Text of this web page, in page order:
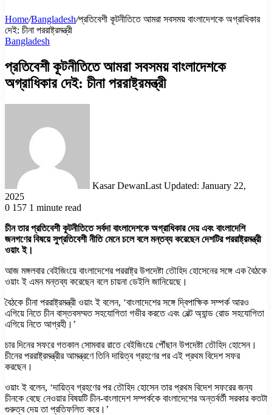
Home/Bangladesh/প্রতিবেশী কূটনীতিতে আমরা সবসময় বাংলাদেশকে অগ্রাধিকার
দেই: চীনা পররাষ্ট্রমন্ত্রী
Bangladesh
প্রতিবেশী কূটনীতিতে আমরা সবসময় বাংলাদেশকে
অগ্রাধিকার দেই: চীনা পররাষ্ট্রমন্ত্রী
Kasar DewanLast Updated: January 22,
2025
0 157 1 minute read
চীন তার প্রতিবেশী কূটনীতিতে সর্বদা বাংলাদেশকে অগ্রাধিকার দেয় এবং বাংলাদেশি
জনগণের বিষয়ে সুপ্রতিবেশী নীতি মেনে চলে বলে মন্তব্য করেছেন দেশটির পররাষ্ট্রমন্ত্রী
ওয়াং ই।
আজ মঙ্গলবার বেইজিংয়ে বাংলাদেশের পররাষ্ট্র উপদেষ্টা তৌহিদ হোসেনের সঙ্গে এক বৈঠকে
ওয়াং ই এমন মন্তব্য করেছেন বলে চায়না ডেইলি জানিয়েছে।
বৈঠকে চীনা পররাষ্ট্রমন্ত্রী ওয়াং ই বলেন, ‘বাংলাদেশের সঙ্গে দ্বিপাক্ষিক সম্পর্ক আরও
এগিয়ে নিতে চীন বাস্তবসম্মত সহযোগিতা গভীর করতে এবং বেল্ট অ্যান্ড রোড সহযোগিতা
এগিয়ে নিতে আগ্রহী।’
চার দিনের সফরে গতকাল সোমবার রাতে বেইজিংয়ে পৌঁছান উপদেষ্টা তৌহিদ হোসেন।
চীনের পররাষ্ট্রমন্ত্রীর আমন্ত্রণে তিনি দায়িত্ব গ্রহণের পর এই প্রথম বিদেশ সফর
করছেন।
ওয়াং ই বলেন, ‘দায়িত্ব গ্রহণের পর তৌহিদ হোসেন তার প্রথম বিদেশ সফরের জন্য
চীনকে বেছে নেওয়ার বিষয়টি চীন-বাংলাদেশ সম্পর্ককে বাংলাদেশের অন্তর্বর্তী সরকার কতটা
গুরুত্ব দেয় তা প্রতিফলিত করে।’